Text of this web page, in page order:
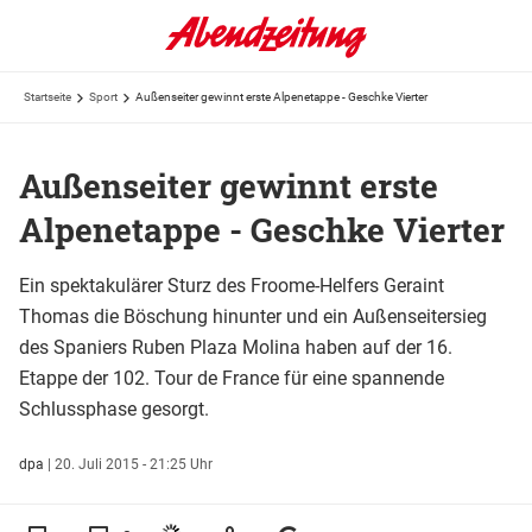
Startseite Sport Außenseiter gewinnt erste Alpenetappe - Geschke Vierter
Außenseiter gewinnt erste
Alpenetappe - Geschke Vierter
Ein spektakulärer Sturz des Froome-Helfers Geraint
Thomas die Böschung hinunter und ein Außenseitersieg
des Spaniers Ruben Plaza Molina haben auf der 16.
Etappe der 102. Tour de France für eine spannende
Schlussphase gesorgt.
dpa | 20. Juli 2015 - 21:25 Uhr